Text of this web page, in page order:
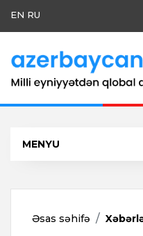
EN RU
MENYU
Əsas səhifə